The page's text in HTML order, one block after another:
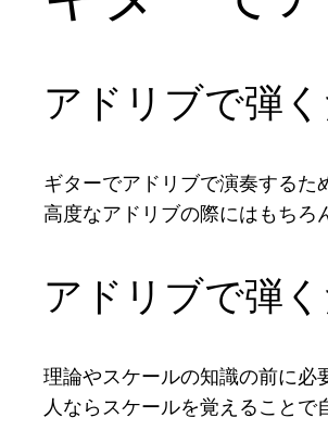
アドリブで弾
ギターでアドリブで演奏するた
高度なアドリブの際にはもちろ
アドリブで弾
理論やスケールの知識の前に必
人ならスケールを覚えることで